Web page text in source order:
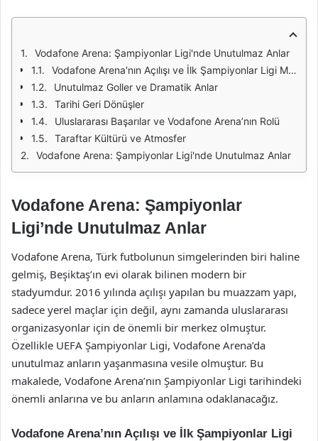
Vodafone Arena: Şampiyonlar Ligi'nde Unutulmaz Anlar
Vodafone Arena'nın Açılışı ve İlk Şampiyonlar Ligi Maçı
Unutulmaz Goller ve Dramatik Anlar
Tarihi Geri Dönüşler
Uluslararası Başarılar ve Vodafone Arena’nın Rolü
Taraftar Kültürü ve Atmosfer
Vodafone Arena: Şampiyonlar Ligi'nde Unutulmaz Anlar
Vodafone Arena: Şampiyonlar
Ligi’nde Unutulmaz Anlar
Vodafone Arena, Türk futbolunun simgelerinden biri haline
gelmiş, Beşiktaş’ın evi olarak bilinen modern bir
stadyumdur. 2016 yılında açılışı yapılan bu muazzam yapı,
sadece yerel maçlar için değil, aynı zamanda uluslararası
organizasyonlar için de önemli bir merkez olmuştur.
Özellikle UEFA Şampiyonlar Ligi, Vodafone Arena’da
unutulmaz anların yaşanmasına vesile olmuştur. Bu
makalede, Vodafone Arena’nın Şampiyonlar Ligi tarihindeki
önemli anlarına ve bu anların anlamına odaklanacağız.
Vodafone Arena’nın Açılışı ve İlk Şampiyonlar Ligi